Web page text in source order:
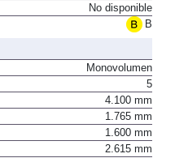
No disponible
B
Monovolumen
5
4.100 mm
1.765 mm
1.600 mm
2.615 mm